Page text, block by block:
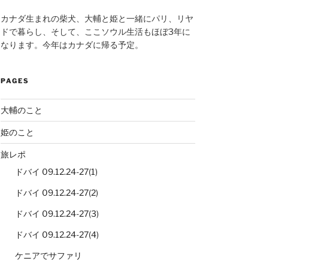
カナダ生まれの柴犬、大輔と姫と一緒にパリ、リヤ
ドで暮らし、そして、ここソウル生活もほぼ3年に
なります。今年はカナダに帰る予定。
PAGES
大輔のこと
姫のこと
旅レポ
ドバイ 09.12.24-27(1)
ドバイ 09.12.24-27(2)
ドバイ 09.12.24-27(3)
ドバイ 09.12.24-27(4)
ケニアでサファリ